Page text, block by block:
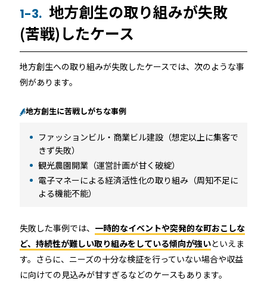
1-3. 地方創生の取り組みが失敗
(苦戦)したケース
地方創生への取り組みが失敗したケースでは、次のような事
例があります。
地方創生に苦戦しがちな事例
ファッションビル・商業ビル建設（想定以上に集客で
きず失敗）
観光農園開業（運営計画が甘く破綻）
電子マネーによる経済活性化の取り組み（周知不足に
よる機能不能）
失敗した事例では、 一時的なイベントや突発的な町おこしな
ど、持続性が難しい取り組みをしている傾向が強いといえま
す。さらに、ニーズの十分な検証を行っていない場合や収益
に向けての見込みが甘すぎるなどのケースもあります。
店舗
オフィス
その他の業種
運用イメージ
中部
近畿
中国
四国
九州
沖縄
施工会社様向け資料